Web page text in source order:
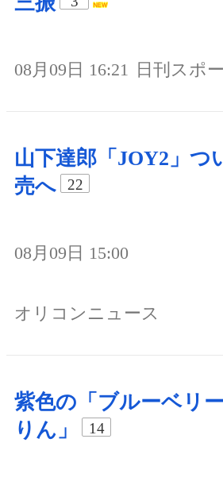
08月09日 16:21 日刊スポ
山下達郎「JOY2」つ
売へ
22
08月09日 15:00
オリコンニュース
紫色の「ブルーベリ
りん」
14